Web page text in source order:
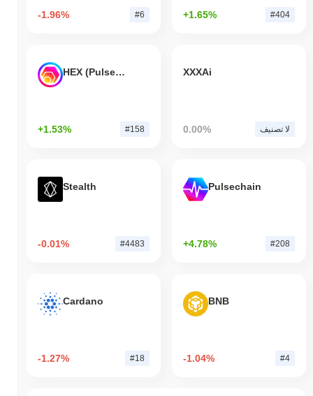
-1.96% #6 +1.65% #404
HEX (Pulsechain)
+1.53% #158
XXXAi
0.00% لا تصنيف
Stealth
-0.01% #4483
Pulsechain
+4.78% #208
Cardano
-1.27% #18
BNB
-1.04% #4